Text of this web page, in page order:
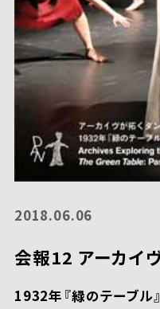
2018.06.06
会報12 アーカイ
1932年『緑のテーブル